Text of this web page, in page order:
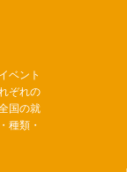
ベント
ぞれの
国の就
種類・